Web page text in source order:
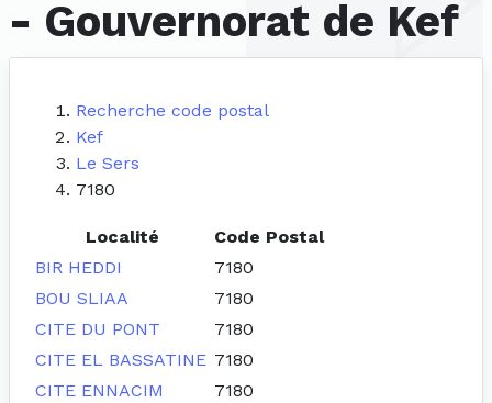
- Gouvernorat de Kef
Recherche code postal
Kef
Le Sers
7180
Localité
Code Postal
BIR HEDDI
7180
BOU SLIAA
7180
CITE DU PONT
7180
CITE EL BASSATINE 7180
CITE ENNACIM
7180